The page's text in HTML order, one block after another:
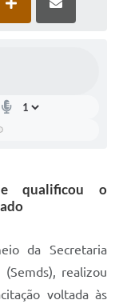
e qualificou o
da Secretaria
realizou
voltada às